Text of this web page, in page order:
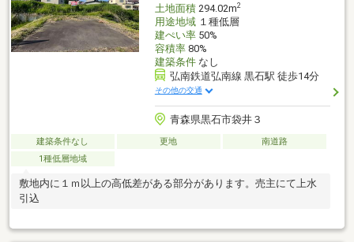
土地面積294.02m2
用途地域１種低層
建ぺい率50%
容積率80%
建築条件なし
弘南鉄道弘南線 黒石駅 徒歩14分
その他の交通
青森県黒石市袋井３
建築条件なし 更地
南道路
1種低層地域
敷地内に１ｍ以上の高低差がある部分があります。売主にて上水
引込